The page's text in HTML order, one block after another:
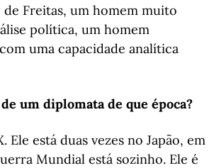
Freitas, um homem muito
política, um homem
uma capacidade analítica
um diplomata de que época?
Ele está duas vezes no Japão, em
Mundial está sozinho. Ele é